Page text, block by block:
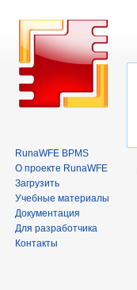
RunaWFE BPMS
О проекте RunaWFE
Загрузить
Учебные материалы
Документация
Для разработчика
Контакты